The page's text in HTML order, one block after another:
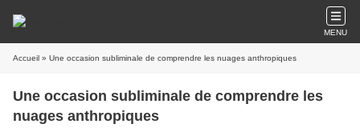
MENU
Accueil » Une occasion subliminale de comprendre les nuages anthropiques
Une occasion subliminale de comprendre les
nuages anthropiques